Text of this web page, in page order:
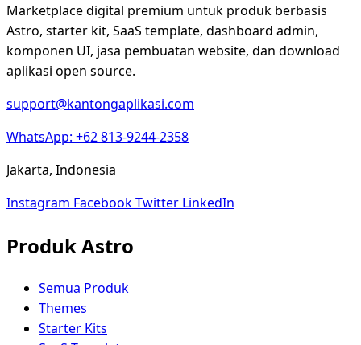
Marketplace digital premium untuk produk berbasis
Astro, starter kit, SaaS template, dashboard admin,
komponen UI, jasa pembuatan website, dan download
aplikasi open source.
support@kantongaplikasi.com
WhatsApp: +62 813-9244-2358
Jakarta, Indonesia
Instagram FacebookTwitter LinkedIn
Produk Astro
Semua Produk
Themes
Starter Kits